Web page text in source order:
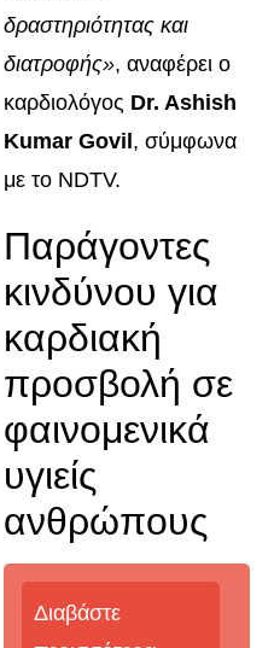
δραστηριότητας και
διατροφής», αναφέρει ο
καρδιολόγος Dr. Ashish
Kumar Govil , σύμφωνα
με το NDTV.
Παράγοντες
κινδύνου για
καρδιακή
προσβολή σε
φαινομενικά
υγιείς
ανθρώπους
Διαβάστε